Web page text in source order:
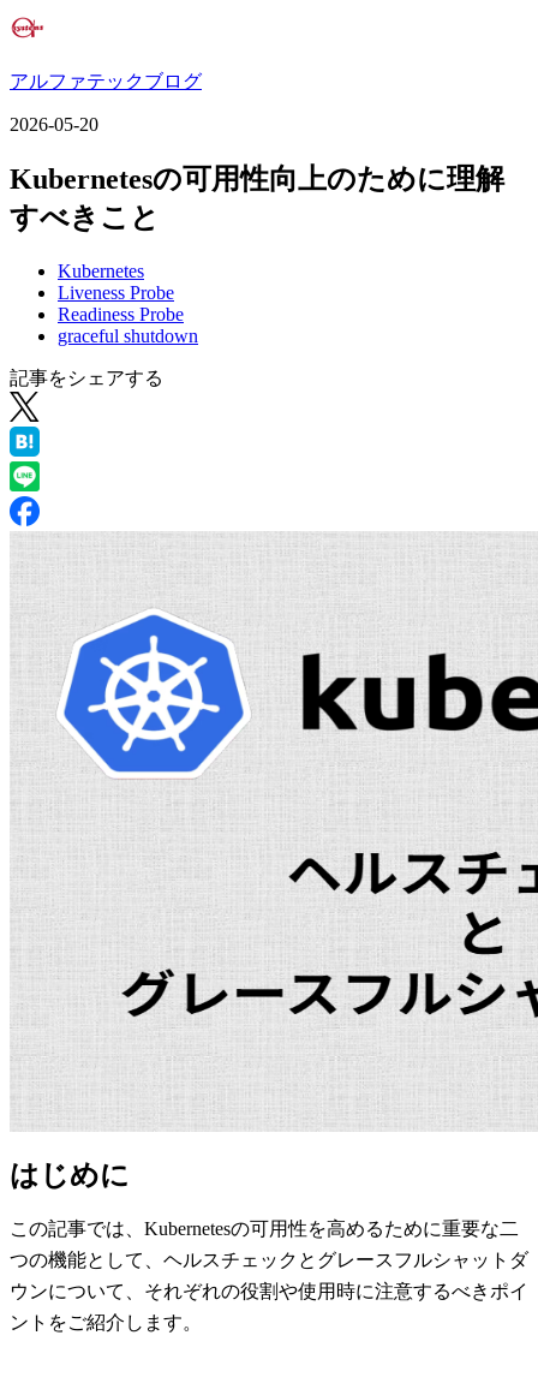
アルファテックブログ
2026-05-20
Kubernetesの可用性向上のために理解
すべきこと
Kubernetes
Liveness Probe
Readiness Probe
graceful shutdown
記事をシェアする
はじめに
この記事では、Kubernetesの可用性を高めるために重要な二
つの機能として、ヘルスチェックとグレースフルシャットダ
ウンについて、それぞれの役割や使用時に注意するべきポイ
ントをご紹介します。